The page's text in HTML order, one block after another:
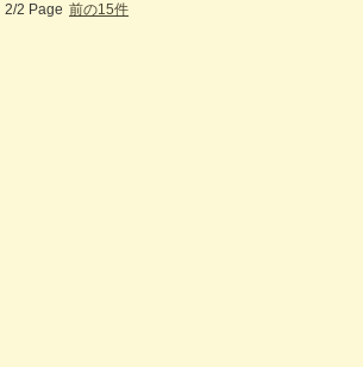
前の15件
2/2 Page